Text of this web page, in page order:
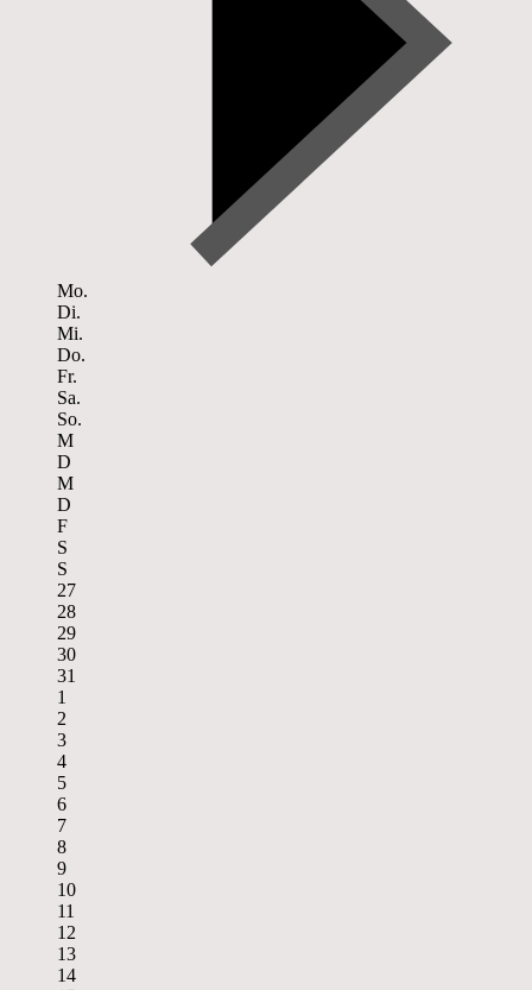
Mo.
Di.
Mi.
Do.
Fr.
Sa.
So.
M
D
M
D
F
S
S
27
28
29
30
31
1
2
3
4
5
6
7
8
9
10
11
12
13
14